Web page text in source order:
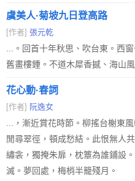
虞美人·菊坡九日登高路
[作者] 張元乾
...。回首十年秋思、吹台東。西
舊畫樓鍾。不道木犀香撼、海山風
花心動·春詞
[作者] 阮逸女
...，漸近賞花時節。柳搖台榭東
閒尋翠徑，頓成愁結。此恨無人
繡衾，獨掩朱扉，枕簟為誰鋪設
滅。夢回處，梅梢半籠殘月。